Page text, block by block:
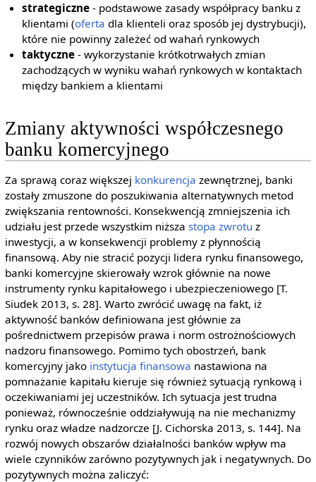
strategiczne - podstawowe zasady współpracy banku z
klientami (oferta dla klienteli oraz sposób jej dystrybucji),
które nie powinny zależeć od wahań rynkowych
taktyczne - wykorzystanie krótkotrwałych zmian
zachodzących w wyniku wahań rynkowych w kontaktach
między bankiem a klientami
Zmiany aktywności współczesnego
banku komercyjnego
Za sprawą coraz większej konkurencja zewnętrznej, banki
zostały zmuszone do poszukiwania alternatywnych metod
zwiększania rentowności. Konsekwencją zmniejszenia ich
udziału jest przede wszystkim niższa stopa zwrotu z
inwestycji, a w konsekwencji problemy z płynnością
finansową. Aby nie stracić pozycji lidera rynku finansowego,
banki komercyjne skierowały wzrok głównie na nowe
instrumenty rynku kapitałowego i ubezpieczeniowego [T.
Siudek 2013, s. 28]. Warto zwrócić uwagę na fakt, iż
aktywność banków definiowana jest głównie za
pośrednictwem przepisów prawa i norm ostrożnościowych
nadzoru finansowego. Pomimo tych obostrzeń, bank
komercyjny jako instytucja finansowa nastawiona na
pomnażanie kapitału kieruje się również sytuacją rynkową i
oczekiwaniami jej uczestników. Ich sytuacja jest trudna
ponieważ, równocześnie oddziaływują na nie mechanizmy
rynku oraz władze nadzorcze [J. Cichorska 2013, s. 144]. Na
rozwój nowych obszarów działalności banków wpływ ma
wiele czynników zarówno pozytywnych jak i negatywnych. Do
pozytywnych można zaliczyć: